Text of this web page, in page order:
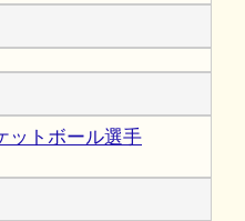
ットボール選手